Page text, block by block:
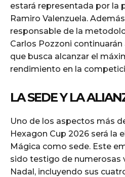
estará representada por la
Ramiro Valenzuela.
responsable de la
Carlos Pozzoni
que busca alcanzar el
rendimiento en la
LA SEDE Y LA
Uno de los aspectos más
Hexagon Cup 2026 será la
Mágica como sede. Este
sido testigo de numerosas
Nadal, incluyendo sus